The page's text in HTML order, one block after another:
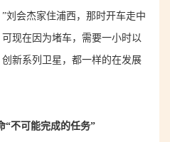
刘会杰家住浦西，那时开车走中
现在因为堵车，需要一小时以
创新系列卫星，都一样的在发展
“不可能完成的任务”